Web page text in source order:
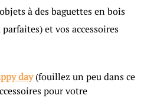
à des baguettes en bois
et vos accessoires
day(fouillez un peu dans ce
pour votre